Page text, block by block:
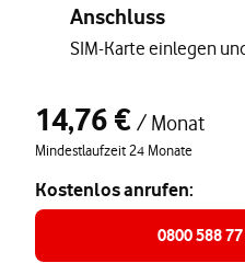
Anschluss
SIM-Karte einlegen
Angebotspreis 14,76 € pro
14,76 € / Monat
Mindestlaufzeit 24 Monate
Kostenlos anrufen:
0800 588